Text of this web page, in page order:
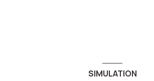
SIMULATION